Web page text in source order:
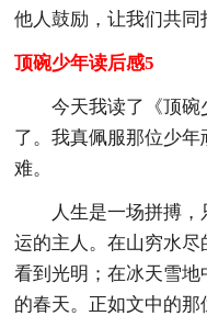
他人鼓励，让我们共同
顶碗少年读后感5
今天我读了《顶
了。我真佩服那位少
难。
人生是一场拼搏
运的主人。在山穷水
看到光明；在冰天雪
的春天。正如文中的